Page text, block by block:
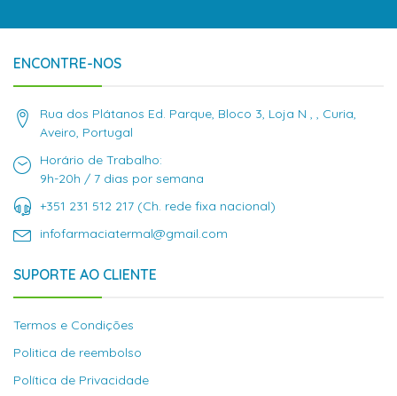
ENCONTRE-NOS
Rua dos Plátanos Ed. Parque, Bloco 3, Loja N , , Curia,
Aveiro, Portugal
Horário de Trabalho:
9h-20h / 7 dias por semana
+351 231 512 217 (Ch. rede fixa nacional)
infofarmaciatermal@gmail.com
SUPORTE AO CLIENTE
Termos e Condições
Politica de reembolso
Política de Privacidade